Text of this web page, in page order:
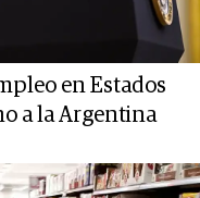
en Estados
a la Argentina